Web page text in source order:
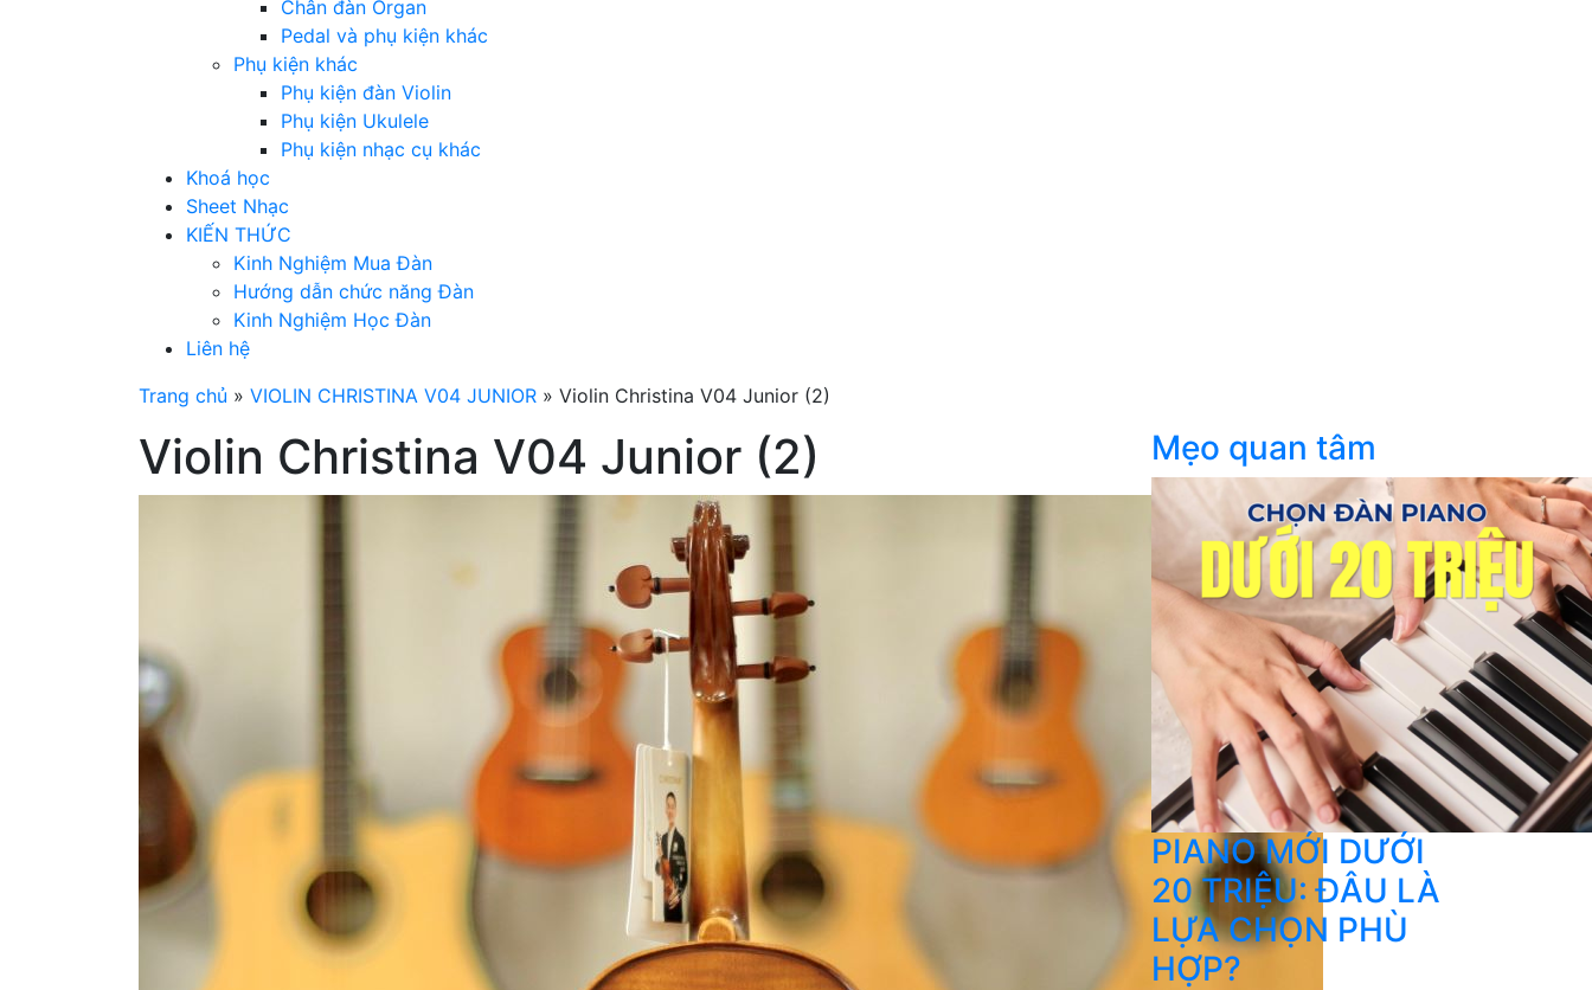
Chân đàn Organ
Pedal và phụ kiện khác
Phụ kiện khác
Phụ kiện đàn Violin
Phụ kiện Ukulele
Phụ kiện nhạc cụ khác
Khoá học
Sheet Nhạc
KIẾN THỨC
Kinh Nghiệm Mua Đàn
Hướng dẫn chức năng Đàn
Kinh Nghiệm Học Đàn
Liên hệ
Trang chủ » VIOLIN CHRISTINA V04 JUNIOR » Violin Christina V04 Junior (2)
Violin Christina V04 Junior (2) Mẹo quan tâm
PIANO MỚI DƯỚI
20 TRIỆU: ĐÂU LÀ
LỰA CHỌN PHÙ
HỢP?